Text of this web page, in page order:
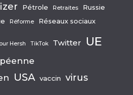
Pétrole Retraites
Russie
Réforme Réseaux sociaux
Hersh TikTok Twitter UE
USA vaccin virus